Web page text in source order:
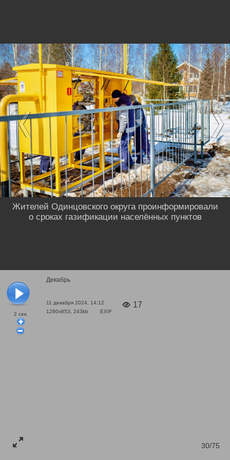
2 сек.
Декабрь
11 декабря 2024, 14:12
1280x853, 243kb
EXIF
17
30/75
Жителей Одинцовского округа проинформировали
о сроках газификации населённых пунктов